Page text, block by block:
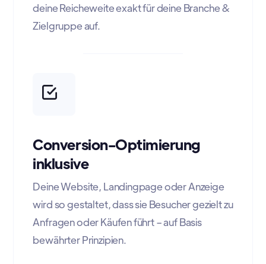
deine Reicheweite exakt für deine Branche &
Zielgruppe auf.
Conversion-Optimierung
inklusive
Deine Website, Landingpage oder Anzeige
wird so gestaltet, dass sie Besucher gezielt zu
Anfragen oder Käufen führt – auf Basis
bewährter Prinzipien.